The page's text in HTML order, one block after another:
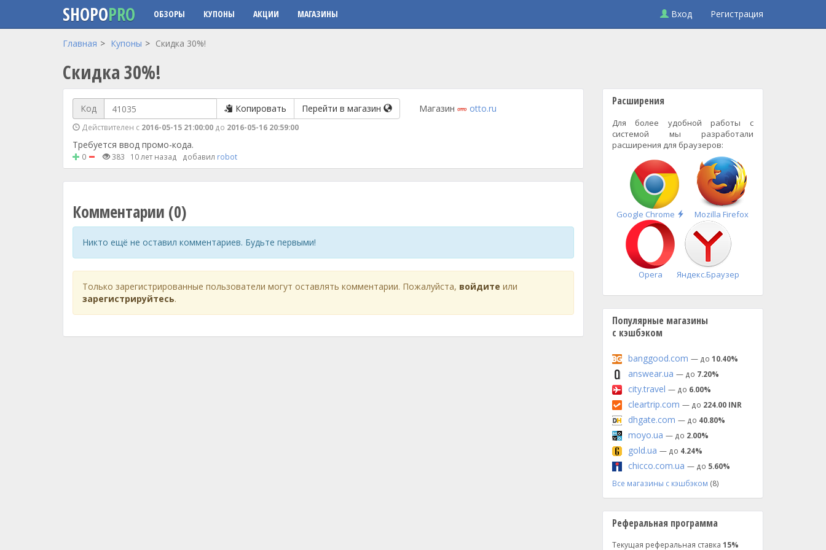
Перейти к основному содержанию
SHOPOPRO ОБЗОРЫ КУПОНЫ АКЦИИ МАГАЗИНЫ Вход Регистрация
Главная Купоны Скидка 30%!
Скидка 30%!
Код Копировать Перейти в магазин
Действителен с 2016-05-15 21:00:00 до 2016-05-16 20:59:00
Магазин otto.ru
Требуется ввод промо-кода.
0 383 10 лет назад добавил robot
Комментарии (0)
Никто ещё не оставил комментариев. Будьте первыми!
Только зарегистрированные пользователи могут оставлять комментарии. Пожалуйста, войдите или
зарегистрируйтесь.
Расширения
Для более удобной работы с
системой мы разработали
расширения для браузеров:
Google Chrome
Быстрая
установка
Mozilla Firefox
Opera Яндекс.Браузер
Популярные магазины
с кэшбэком
banggood.com — до 10.40%
answear.ua — до 7.20%
city.travel — до 6.00%
cleartrip.com — до 224.00 INR
dhgate.com — до 40.80%
moyo.ua — до 2.00%
gold.ua — до 4.24%
chicco.com.ua — до 5.60%
Все магазины с кэшбэком (8)
Реферальная программа
Текущая реферальная ставка 15%